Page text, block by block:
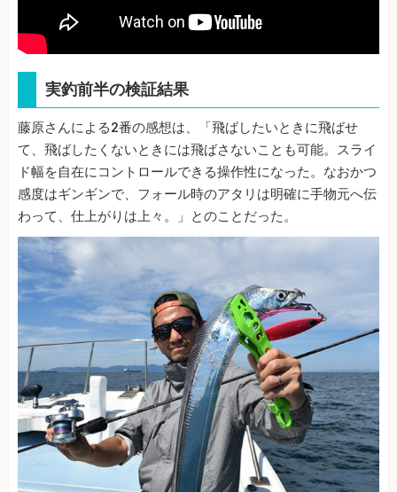
実釣前半の検証結果
藤原さんによる2番の感想は、「飛ばしたいときに飛ばせ
て、飛ばしたくないときには飛ばさないことも可能。スライ
ド幅を自在にコントロールできる操作性になった。なおかつ
感度はギンギンで、フォール時のアタリは明確に手物元へ伝
わって、仕上がりは上々。」とのことだった。